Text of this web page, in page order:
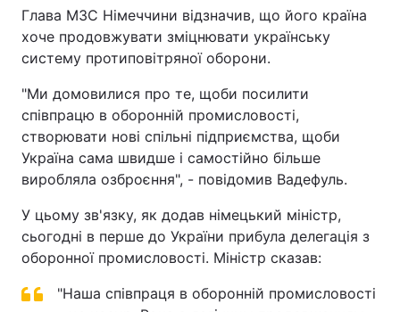
Глава МЗС Німеччини відзначив, що його країна
хоче продовжувати зміцнювати українську
систему протиповітряної оборони.
"Ми домовилися про те, щоби посилити
співпрацю в оборонній промисловості,
створювати нові спільні підприємства, щоби
Україна сама швидше і самостійно більше
виробляла озброєння", - повідомив Вадефуль.
У цьому зв'язку, як додав німецький міністр,
сьогодні в перше до України прибула делегація з
оборонної промисловості. Міністр сказав:
"Наша співпраця в оборонній промисловості